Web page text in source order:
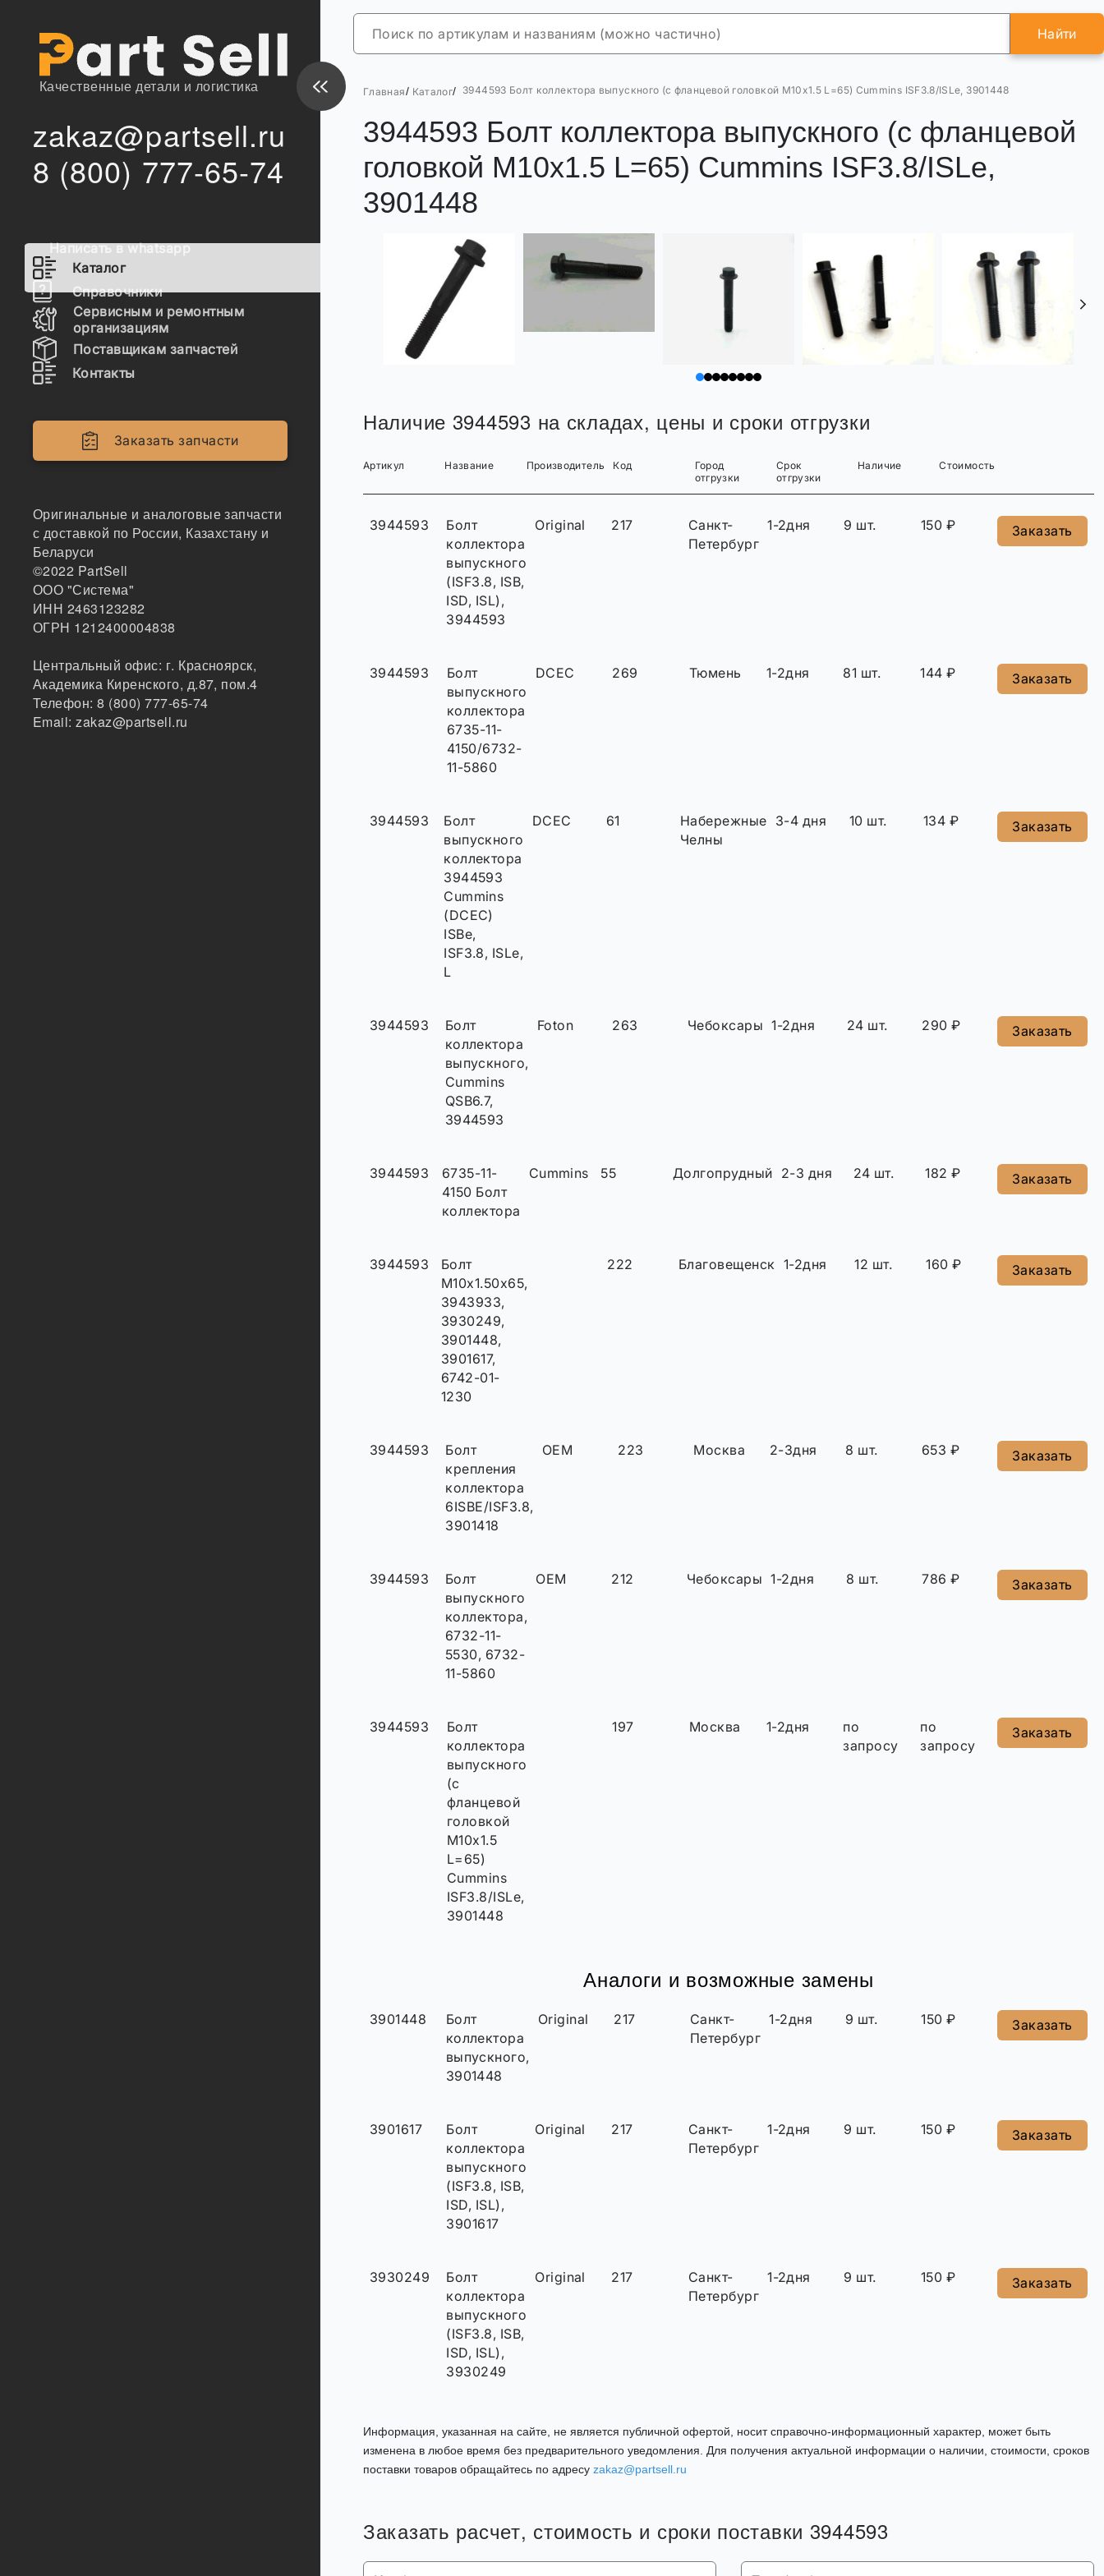
Качественные детали и логистика
zakaz@partsell.ru
8 (800) 777-65-74
Написать в whatsapp
Каталог
Справочники
Сервисным и ремонтным
организациям
Поставщикам запчастей
Контакты
Заказать запчасти
Оригинальные и аналоговые запчасти
с доставкой по России, Казахстану и
Беларуси
©2022 PartSell
ООО "Система"
ИНН 2463123282
ОГРН 1212400004838
Центральный офис: г. Красноярск,
Академика Киренского, д.87, пом.4
Телефон:8 (800) 777-65-74
Email:zakaz@partsell.ru
Найти
Главная/ Каталог/ 3944593 Болт коллектора выпускного (с фланцевой головкой M10x1.5 L=65) Cummins ISF3.8/ISLe, 3901448
3944593 Болт коллектора выпускного (с фланцевой
головкой M10x1.5 L=65) Cummins ISF3.8/ISLe,
3901448
Наличие 3944593 на складах, цены и сроки отгрузки
Артикул Название Производитель Код
Город
отгрузки
Срок
отгрузки
Наличие Стоимость
3944593
Болт
коллектора
выпускного
(ISF3.8, ISB,
ISD, ISL),
3944593
Original 217
Санкт-
Петербург
1-2дня 9 шт. 150 ₽ Заказать
3944593
Болт
выпускного
коллектора
6735-11-
4150/6732-
11-5860
DCEC 269 Тюмень 1-2дня 81 шт. 144 ₽ Заказать
3944593
Болт
выпускного
коллектора
3944593
Cummins
(DCEC)
ISBe,
ISF3.8, ISLe,
L
DCEC 61
Набережные
Челны
3-4 дня 10 шт. 134 ₽ Заказать
3944593
Болт
коллектора
выпускного,
Cummins
QSB6.7,
3944593
Foton 263 Чебоксары 1-2дня 24 шт. 290 ₽ Заказать
3944593
6735-11-
4150 Болт
коллектора
Cummins 55 Долгопрудный 2-3 дня 24 шт. 182 ₽ Заказать
3944593
Болт
M10x1.50x65,
3943933,
3930249,
3901448,
3901617,
6742-01-
1230
222 Благовещенск 1-2дня 12 шт. 160 ₽ Заказать
3944593
Болт
крепления
коллектора
6ISBE/ISF3.8,
3901418
OEM 223 Москва 2-3дня 8 шт. 653 ₽ Заказать
3944593
Болт
выпускного
коллектора,
6732-11-
5530, 6732-
11-5860
OEM 212 Чебоксары 1-2дня 8 шт. 786 ₽ Заказать
3944593
Болт
коллектора
выпускного
(с
фланцевой
головкой
M10x1.5
L=65)
Cummins
ISF3.8/ISLe,
3901448
197 Москва 1-2дня
по
запросу
по
запросу
Заказать
Аналоги и возможные замены
3901448
Болт
коллектора
выпускного,
3901448
Original 217
Санкт-
Петербург
1-2дня 9 шт. 150 ₽ Заказать
3901617
Болт
коллектора
выпускного
(ISF3.8, ISB,
ISD, ISL),
3901617
Original 217
Санкт-
Петербург
1-2дня 9 шт. 150 ₽ Заказать
3930249
Болт
коллектора
выпускного
(ISF3.8, ISB,
ISD, ISL),
3930249
Original 217
Санкт-
Петербург
1-2дня 9 шт. 150 ₽ Заказать
Информация, указанная на сайте, не является публичной офертой, носит справочно-информационный характер, может быть
изменена в любое время без предварительного уведомления. Для получения актуальной информации о наличии, стоимости, сроков
поставки товаров обращайтесь по адресу zakaz@partsell.ru
Заказать расчет, стоимость и сроки поставки 3944593